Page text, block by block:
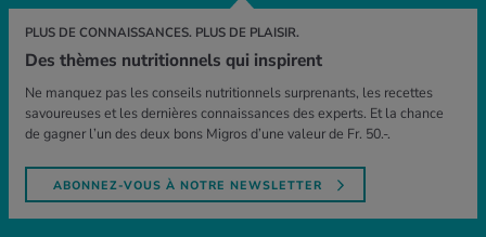
PLUS DE CONNAISSANCES. PLUS DE PLAISIR.
Des thèmes nutritionnels qui inspirent
Ne manquez pas les conseils nutritionnels surprenants, les recettes
savoureuses et les dernières connaissances des experts. Et la chance
de gagner l’un des deux bons Migros d’une valeur de Fr. 50.-.
ABONNEZ-VOUS À NOTRE NEWSLETTER